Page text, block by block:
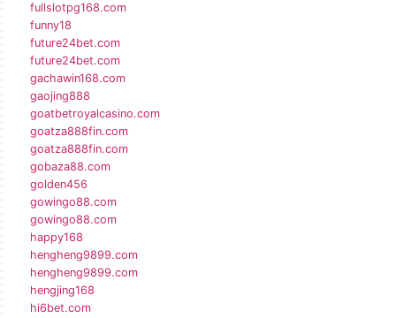
fullslotpg168.com
funny18
future24bet.com
future24bet.com
gachawin168.com
gaojing888
goatbetroyalcasino.com
goatza888fin.com
goatza888fin.com
gobaza88.com
golden456
gowingo88.com
gowingo88.com
happy168
hengheng9899.com
hengheng9899.com
hengjing168
hi6bet.com